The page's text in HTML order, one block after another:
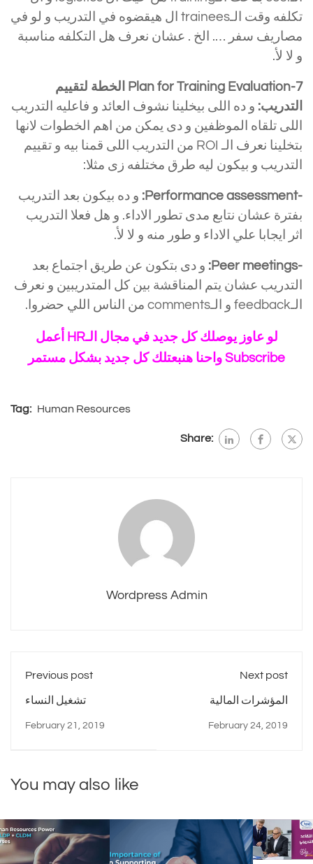
تكلفه وقت الـtrainees ال هيقضوه في التدريب و لو في
مصاريف سفر …. الخ . عشان نعرف هل التكلفه مناسبة
و لا لأ.
Plan for Training Evaluation-7 الخطة لتقييم
التدريب: و ده اللى بيخلينا نشوف العائد و فاعليه التدريب
اللى تلقاه الموظفين و دى يمكن من اهم الخطوات لانها
بتخلينا نعرف الـ ROI من التدريب اللى قمنا بيه و تقييم
التدريب و بيكون ليه طرق مختلفه زى مثلا:
-Performance assessment:
و ده بيكون بعد التدريب
بفترة عشان نتابع مدى تطور الاداء. و هل فعلا التدريب
اثر ايجابا علي الاداء و طور منه و لا لأ.
-Peer meetings:
و دى بتكون عن طريق اجتماع بعد
التدريب عشان يتم المناقشة بين كل المتدريبين و نعرف
الـfeedback و الـcomments من الناس اللي حضروا.
لو عاوز يوصلك كل جديد في مجال الـHR أعمل
Subscribe واحنا هنبعتلك كل جديد بشكل مستمر
Tag: Human Resources
Share:
Wordpress Admin
Previous post
تشغيل النساء
February 21, 2019
Next post
المؤشرات المالية
February 24, 2019
You may also like